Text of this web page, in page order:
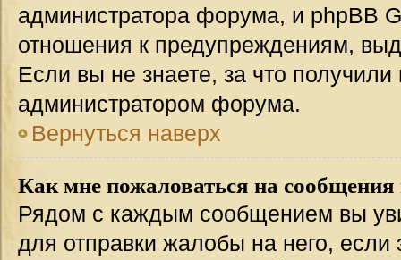
администратора форума, и phpBB
отношения к предупреждениям,
Если вы не знаете, за что
администратором форума.
Вернуться наверх
Как мне пожаловаться на сообщения
Рядом с каждым сообщением вы
для отправки жалобы на него,